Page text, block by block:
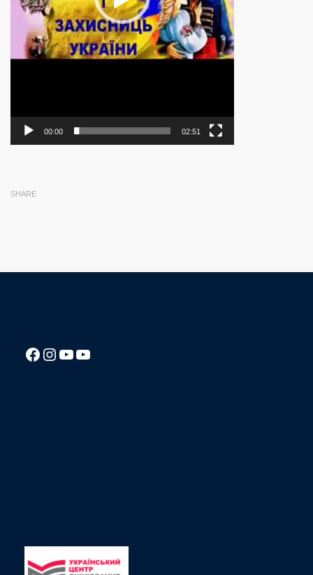
00:00 02:51
SHARE
Посилання на Facebook сторінку ліцею
Instagram
Посилання на YouTube канал ліцеюПосилання на YouTube канал ліцею